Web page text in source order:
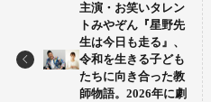
主演・お笑いタレン
トみやぞん『星野先
生は今日も走る』、
令和を生きる子ども
たちに向き合った教
師物語。2026年に劇